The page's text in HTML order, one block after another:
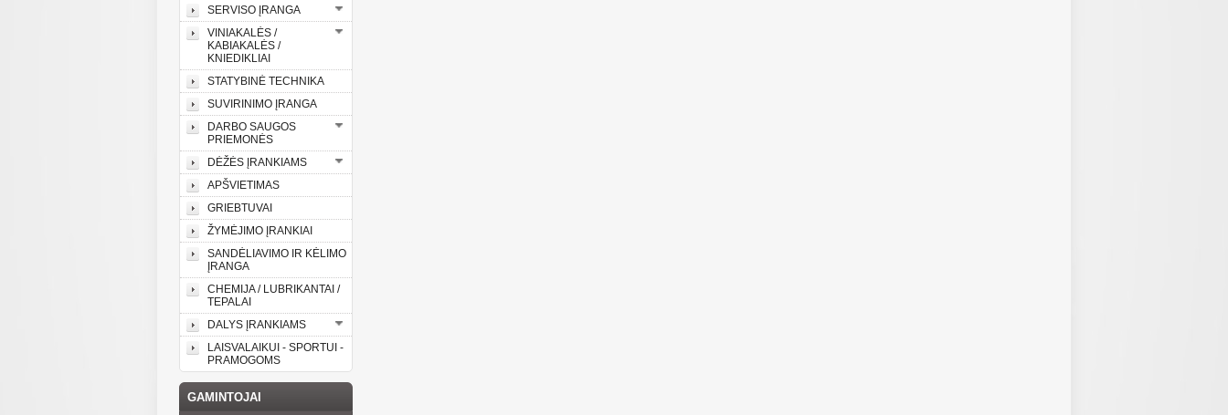
SERVISO ĮRANGA
VINIAKALĖS /
KABIAKALĖS /
KNIEDIKLIAI
STATYBINĖ TECHNIKA
SUVIRINIMO ĮRANGA
DARBO SAUGOS
PRIEMONĖS
DĖŽĖS ĮRANKIAMS
APŠVIETIMAS
GRIEBTUVAI
ŽYMĖJIMO ĮRANKIAI
SANDĖLIAVIMO IR KĖLIMO
ĮRANGA
CHEMIJA / LUBRIKANTAI /
TEPALAI
DALYS ĮRANKIAMS
LAISVALAIKUI - SPORTUI -
PRAMOGOMS
GAMINTOJAI